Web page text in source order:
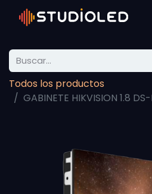
Todos los productos
GABINETE HIKVISION 1.8